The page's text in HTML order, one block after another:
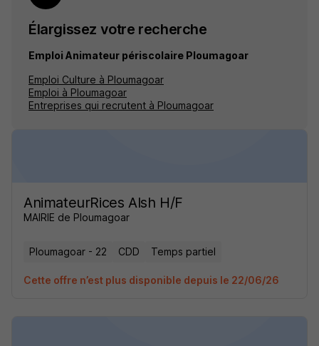
Élargissez votre recherche
Emploi Animateur périscolaire Ploumagoar
Emploi Culture à Ploumagoar
Emploi à Ploumagoar
Entreprises qui recrutent à Ploumagoar
AnimateurRices Alsh H/F
MAIRIE de Ploumagoar
Ploumagoar - 22 CDD Temps partiel
Cette offre n’est plus disponible depuis le 22/06/26